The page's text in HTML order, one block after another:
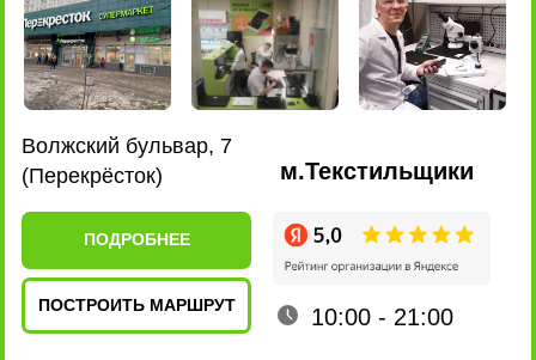
Ленинский проспект, 101
(EUROSPAR) м.Новаторская
10:00 - 22:00
+7 (495) 198-07-76
для мессенджеров
для звонков